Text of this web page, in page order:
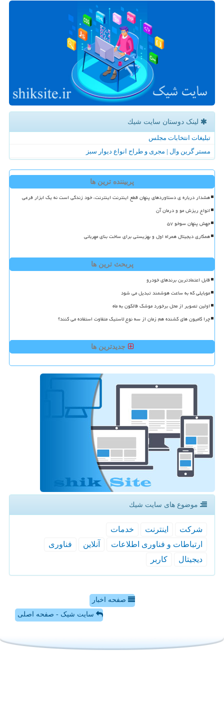
لینک دوستان سایت شیك
تبلیغات انتخابات مجلس
مستر گرین وال | مجری و طراح انواع دیوار سبز
پربیننده ترین ها
هشدار درباره ی دستاوردهای پنهان قطع اینترنت اینترنت، خود زندگی است نه یک ابزار فرعی
انواع ریزش مو و درمان آن
جهش پنهان سوخو ۵۷
همکاری دیجیتال همراه اول و بهزیستی برای ساخت بنای مهربانی
پربحث ترین ها
قابل اعتمادترین برندهای خودرو
موبایلی که به ساعت هوشمند تبدیل می شود
اولین تصویر از محل برخورد موشک فالکون به ماه
چرا کامیون های کشنده هم زمان از سه نوع لاستیک متفاوت استفاده می کنند؟
جدیدترین ها
موضوع های سایت شیك
شركت اینترنت
خدمات
ارتباطات و فناوری اطلاعات
آنلاین
فناوری
دیجیتال
كاربر
صفحه اخبار
سایت شیک - صفحه اصلی